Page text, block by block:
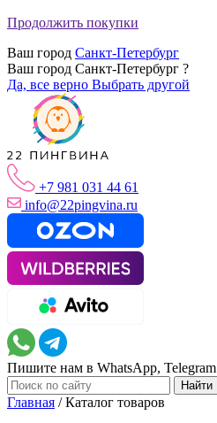
Продолжить покупки
Ваш город Санкт-Петербург
Ваш город Санкт-Петербург ?
Да, все верно Выбрать другой
+7 981 031 44 61
info@22pingvina.ru
Пишите нам в WhatsApp, Telegram
Главная /Каталог товаров